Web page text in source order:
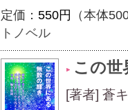
定価： 550円
（本体
トノベル
この世
[著者] 蒼